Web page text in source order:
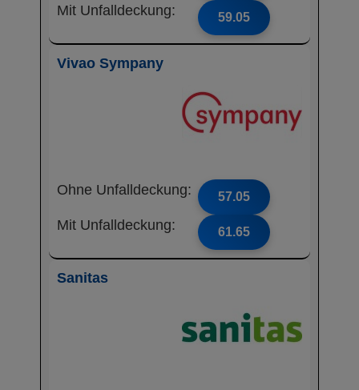
Mit Unfalldeckung: 59.05
Vivao Sympany
Ohne Unfalldeckung: 57.05
Mit Unfalldeckung: 61.65
Sanitas